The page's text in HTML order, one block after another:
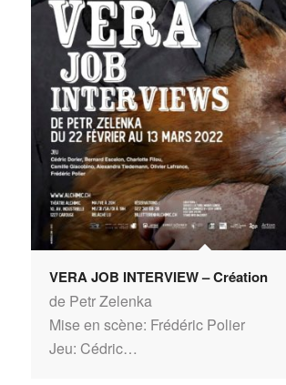
VERA JOB INTERVIEW – Création
de Petr Zelenka
Mise en scène: Frédéric Polier
Jeu: Cédric…